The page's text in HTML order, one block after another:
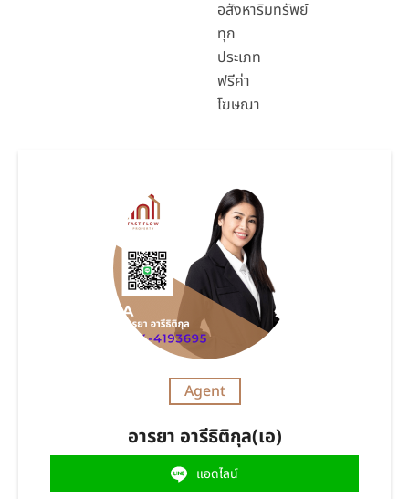
อสังหาริมทรัพย์
ทุก
ประเภท
ฟรีค่า
โฆษณา
Agent
อารยา อารีธิติกุล(เอ)
แอดไลน์